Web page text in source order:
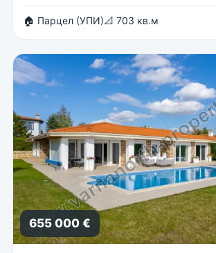
🏠 Парцел (УПИ)📐 703 кв.м
655 000 €